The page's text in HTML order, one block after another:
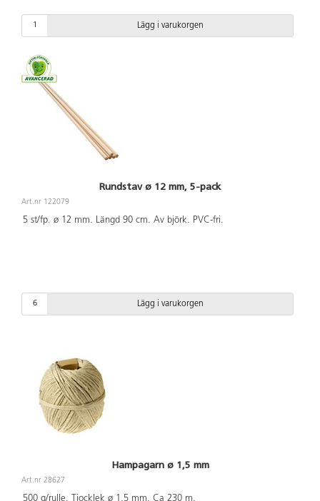
Lägg i varukorgen
Rundstav ø 12 mm, 5-pack
Art.nr 122079
5 st/fp. ø 12 mm. Längd 90 cm. Av björk. PVC-fri.
Lägg i varukorgen
Hampagarn ø 1,5 mm
Art.nr 28627
500 g/rulle. Tjocklek ø 1,5 mm. Ca 230 m.